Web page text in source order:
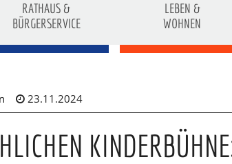
RATHAUS &
BÜRGERSERVICE
LEBEN &
WOHNEN
23.11.2024